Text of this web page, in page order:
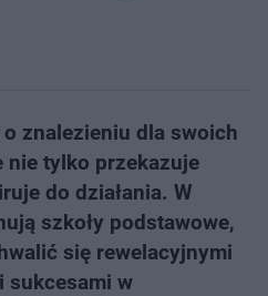
znalezieniu dla swoich
nie tylko przekazuje
do działania. W
szkoły podstawowe,
się rewelacyjnymi
sukcesami w